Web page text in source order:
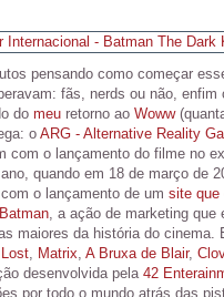
pensando como começar
fãs, nerds ou não, enfim
do meu retorno ao Woww
o ARG - Alternative Reality
com o lançamento do filme no
quando em 18 de março de
o lançamento de um site que
, a ação de marketing que
maiores da história do cinema.
Lost, Matrix, A Bruxa de Blair,
desenvolvida pela 42
por todo o mundo atrás das